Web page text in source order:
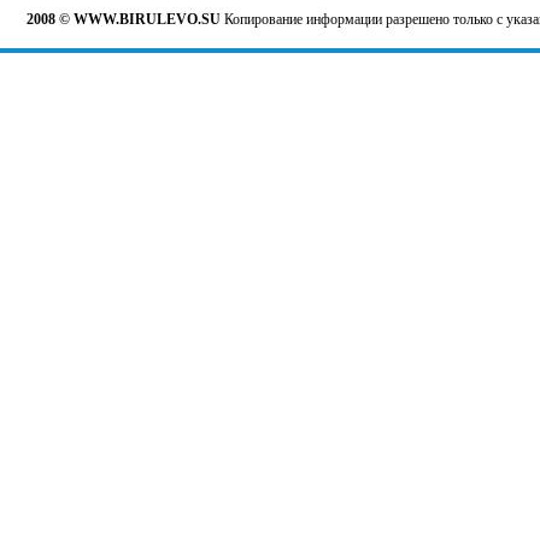
2008 © WWW.BIRULEVO.SU Копирование информации разрешено только с